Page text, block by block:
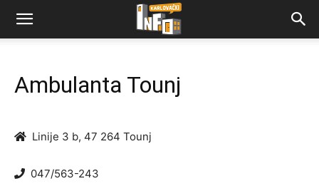
Ambulanta Tounj
Linije 3 b, 47 264 Tounj
047/563-243